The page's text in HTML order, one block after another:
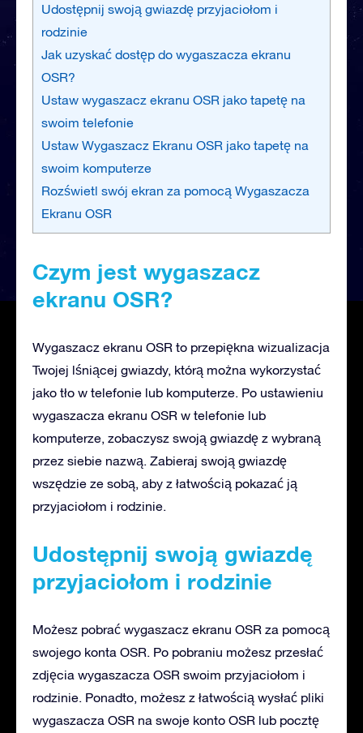
Udostępnij swoją gwiazdę przyjaciołom i
rodzinie
Jak uzyskać dostęp do wygaszacza ekranu
OSR?
Ustaw wygaszacz ekranu OSR jako tapetę na
swoim telefonie
Ustaw Wygaszacz Ekranu OSR jako tapetę na
swoim komputerze
Rozświetl swój ekran za pomocą Wygaszacza
Ekranu OSR
Czym jest wygaszacz
ekranu OSR?
Wygaszacz ekranu OSR to przepiękna wizualizacja
Twojej lśniącej gwiazdy, którą można wykorzystać
jako tło w telefonie lub komputerze. Po ustawieniu
wygaszacza ekranu OSR w telefonie lub
komputerze, zobaczysz swoją gwiazdę z wybraną
przez siebie nazwą. Zabieraj swoją gwiazdę
wszędzie ze sobą, aby z łatwością pokazać ją
przyjaciołom i rodzinie.
Udostępnij swoją gwiazdę
przyjaciołom i rodzinie
Możesz pobrać wygaszacz ekranu OSR za pomocą
swojego konta OSR. Po pobraniu możesz przesłać
zdjęcia wygaszacza OSR swoim przyjaciołom i
rodzinie. Ponadto, możesz z łatwością wysłać pliki
wygaszacza OSR na swoje konto OSR lub pocztę